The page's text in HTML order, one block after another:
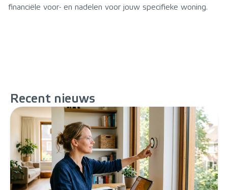
financiële voor- en nadelen voor jouw specifieke woning.
Recent nieuws